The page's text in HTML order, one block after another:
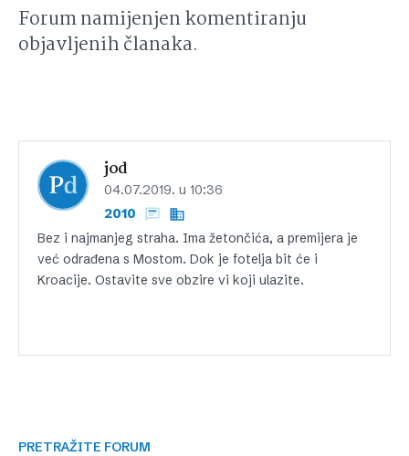
Forum namijenjen komentiranju
objavljenih članaka.
jod
04.07.2019. u 10:36
2010
Bez i najmanjeg straha. Ima žetončića, a premijera je
već odrađena s Mostom. Dok je fotelja bit će i
Kroacije. Ostavite sve obzire vi koji ulazite.
PRETRAŽITE FORUM